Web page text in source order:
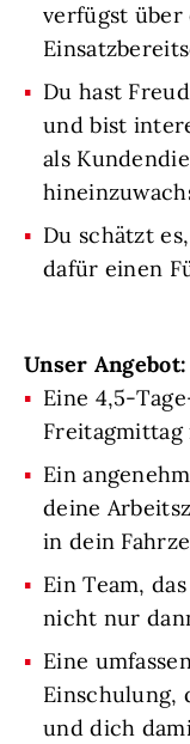
verfügst über
Du hast
und bist
als
Du schätzt
dafür einen
Unser Angebot:
Eine 4,5-
Freitagmittag
Ein
deine
in dein
Ein Team,
nicht nur
Eine
Einschulung,
und dich